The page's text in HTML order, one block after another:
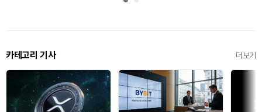
카테고리 기사 더보기